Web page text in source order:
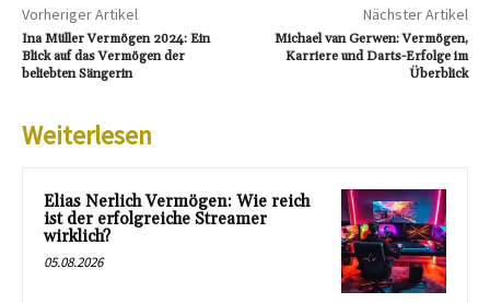
Vorheriger Artikel
Ina Müller Vermögen 2024: Ein
Blick auf das Vermögen der
beliebten Sängerin
Nächster Artikel
Michael van Gerwen: Vermögen,
Karriere und Darts-Erfolge im
Überblick
Weiterlesen
Elias Nerlich Vermögen: Wie reich
ist der erfolgreiche Streamer
wirklich?
05.08.2026